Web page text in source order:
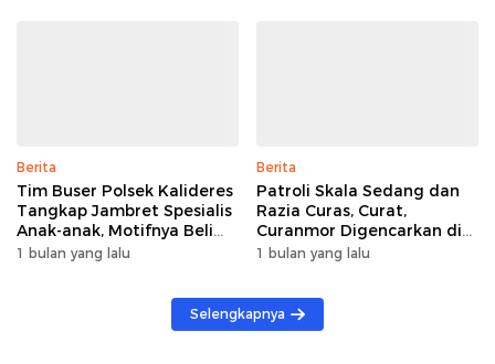
Berita
Tim Buser Polsek Kalideres
Tangkap Jambret Spesialis
Anak-anak, Motifnya Beli
Sabu
1 bulan yang lalu
Berita
Patroli Skala Sedang dan
Razia Curas, Curat,
Curanmor Digencarkan di
Jakarta Barat
1 bulan yang lalu
Selengkapnya